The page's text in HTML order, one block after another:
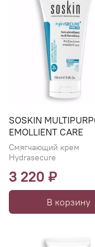
SOSKIN
EMOLLIENT CARE
Смягчающий крем
Hydrasecure
3 220 ₽
В корзину